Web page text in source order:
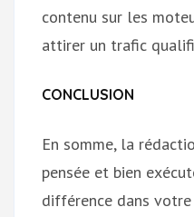
contenu sur les
attirer un trafic
CONCLUSION
En somme, la
pensée et bien
différence dans